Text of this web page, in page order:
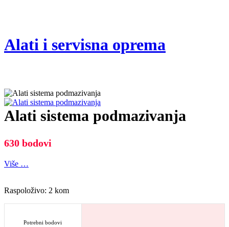
Alati i servisna oprema
Alati sistema podmazivanja
630 bodovi
Više …
Raspoloživo: 2 kom
Potrebni bodovi